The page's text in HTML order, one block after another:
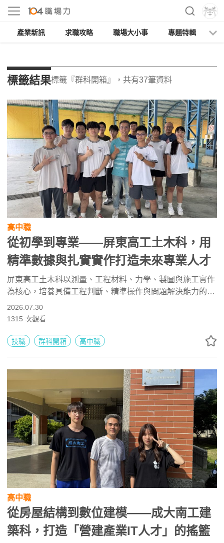
產業新訊 求職攻略 職場大小事 專題特輯
標籤結果標籤『群科開箱』，共有37筆資料
高中職
從初學到專業——屏東高工土木科，用
精準數據與扎實實作打造未來專業人才
屏東高工土木科以測量、工程材料、力學、製圖與施工實作
為核心，培養具備工程判斷、精準操作與問題解決能力的人
才。學生可學習砌磚、鋼筋、模板、鷹架組立及無人機測
量，並挑戰測量丙級與工程測量乙級證照。未來可升學土
工、施工管理及公共工程等領域。
2026.07.30
1315 次觀看
技職 群科開箱 高中職
高中職
從房屋結構到數位建模——成大南工建
築科，打造「營建產業IT人才」的搖籃